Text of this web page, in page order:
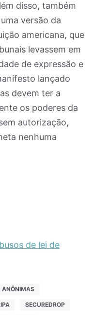
disso, também
versão da
americana, que
levassem em
de expressão e
lançado
devem ter a
os poderes da
autorização,
nenhuma
de lei de
ANÔNIMAS
SECUREDROP